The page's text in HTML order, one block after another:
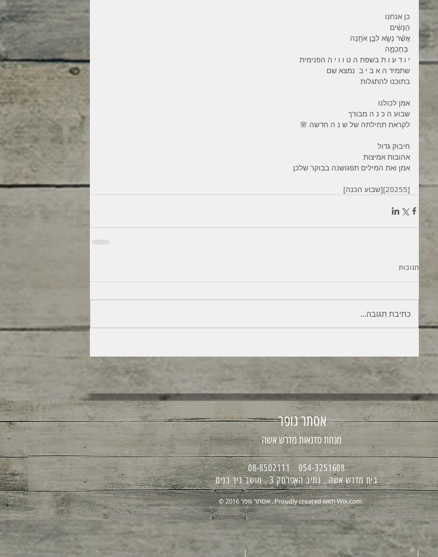
כן אנחנו
הַנָּשִׁ֔ים
אֲשֶׁ֨ר נָשָׂ֥א לִבָּ֛ן אֹתָ֖נָה
י ו ד ע ו ת בשפת ה ט ו ו י ה הפנימית
שתמיד ה א ב י ב  נמצא שם
בתוכנו להתגלות
אמן לכולנו
שבוע ה כ נ ה מבורך
לקראת תחילתה של ש נ ה חדשה 🌸
חיבוק גדול
אהובות אמיצות
אמן ואת המילים תפגושנה בבוקר שלכן
[20255][שבוע הכנה]
תגובות
כתיבת תגובה...
מנחת סדנאות מדרש אשה
אסתר גופר
054-3251608 08-8502111
בית מדרש אשה . נתיב האפרסק 3 . מושב ניר בנים
© 2016 אסתר גופר . Proudly created withWix.com